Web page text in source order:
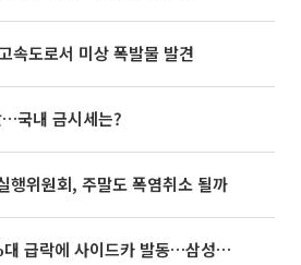
속도로서 미상 폭발물 발견
국내 금시세는?
행위원회, 주말도 폭염취소 될까
코스피, 장중 5%대 급락에 사이드카 발동…삼성·SK 동반 폭락